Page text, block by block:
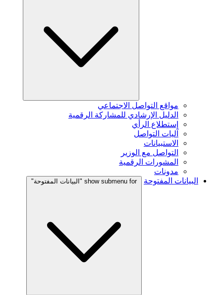
مواقع التواصل الاجتماعي
الدليل الإرشادي للمشاركة الرقمية
إستطلاع الرأي
آليات التواصل
الاستبيانات
التواصل مع الوزير
المشورات الرقمية
مدونات
البيانات المفتوحة
show submenu for "البيانات المفتوحة"